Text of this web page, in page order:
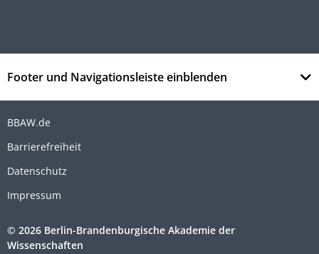
Footer und Navigationsleiste einblenden
BBAW.de
Barrierefreiheit
Datenschutz
Impressum
© 2026 Berlin-Brandenburgische Akademie der
Wissenschaften